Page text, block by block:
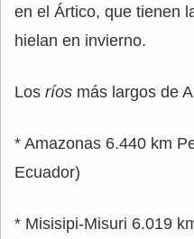
en el Ártico, que tienen
hielan en invierno.
Los ríos más largos de
* Amazonas 6.440 km
Ecuador)
* Misisipi-Misuri 6.019